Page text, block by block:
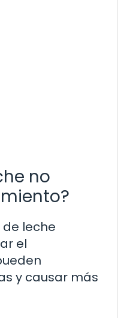
no
leche
el
y causar más